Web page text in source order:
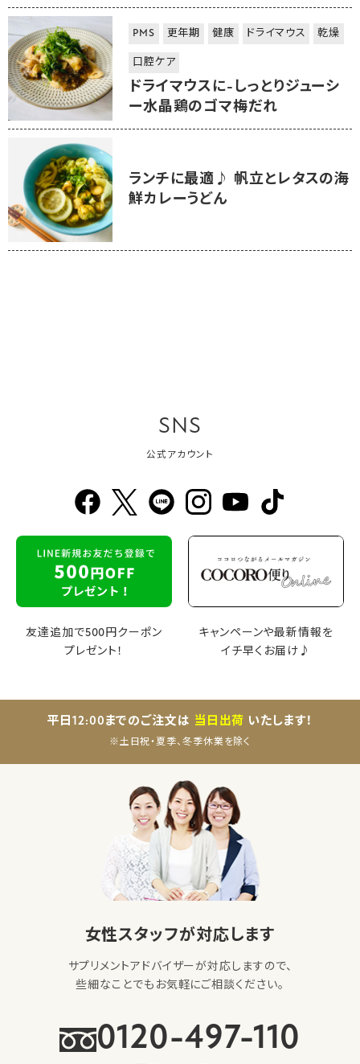
PMS 更年期 健康 ドライマウス 乾燥
口腔ケア
ドライマウスに-しっとりジューシ
ー水晶鶏のゴマ梅だれ
ランチに最適♪ 帆立とレタスの海
鮮カレーうどん
SNS
公式アカウント
友達追加で500円クーポン
プレゼント！
キャンペーンや最新情報を
イチ早くお届け♪
平日12:00までのご注文は 当日出荷 いたします！
※土日祝・夏季、冬季休業を除く
女性スタッフが対応します
サプリメントアドバイザーが対応しますので、
些細なことでもお気軽にご相談ください。
0120-497-110